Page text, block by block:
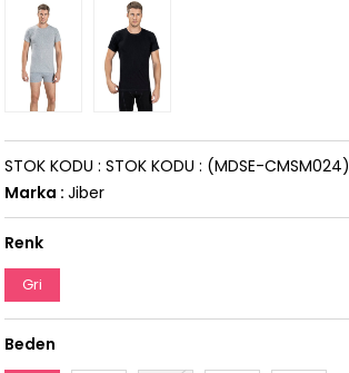
(MDSE-CMSM024)
STOK KODU
STOK KODU
Marka : Jiber
Renk
Gri
Beden